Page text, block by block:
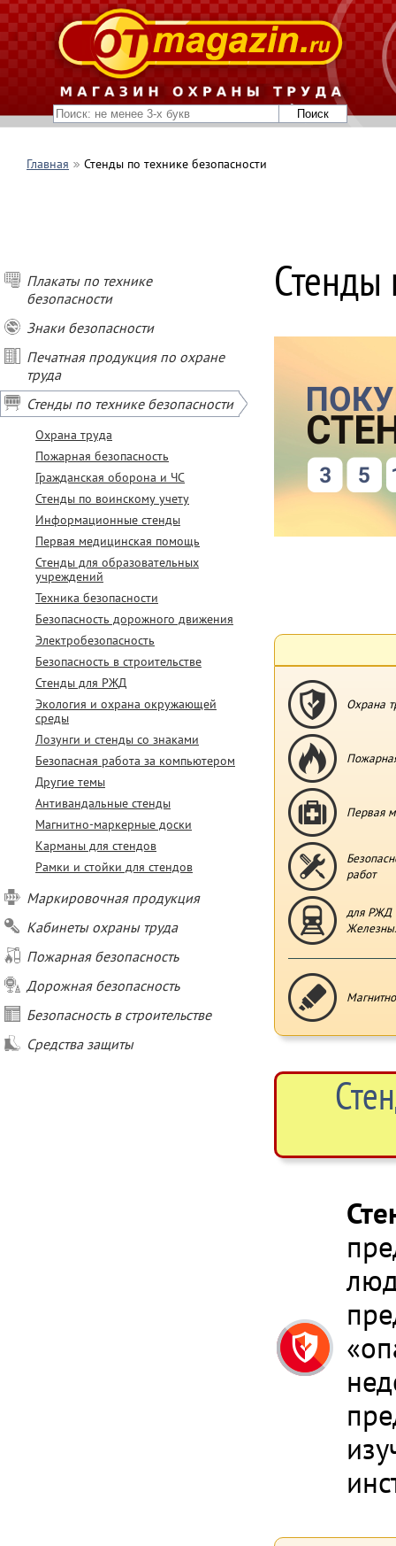
Главная Стенды по технике безопасности
Плакаты по технике
безопасности
Знаки безопасности
Печатная продукция по охране
труда
Стенды по технике безопасности
Охрана труда
Пожарная безопасность
Гражданская оборона и ЧС
Стенды по воинскому учету
Информационные стенды
Первая медицинская помощь
Стенды для образовательных
учреждений
Техника безопасности
Безопасность дорожного движения
Электробезопасность
Безопасность в строительстве
Стенды для РЖД
Экология и охрана окружающей
среды
Лозунги и стенды со знаками
Безопасная работа за компьютером
Другие темы
Антивандальные стенды
Магнитно-маркерные доски
Карманы для стендов
Рамки и стойки для стендов
Маркировочная продукция
Кабинеты охраны труда
Пожарная безопасность
Дорожная безопасность
Безопасность в строительстве
Средства защиты
Стенды
подарок
* Условия
Охрана
Первая
работ
для РЖД